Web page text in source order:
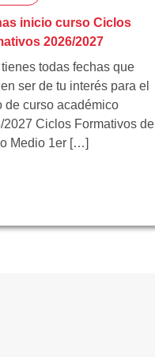
inicio curso Ciclos
2026/2027
todas fechas que
ser de tu interés para el
de curso académico
2027 Ciclos Formativos de
Medio 1er […]